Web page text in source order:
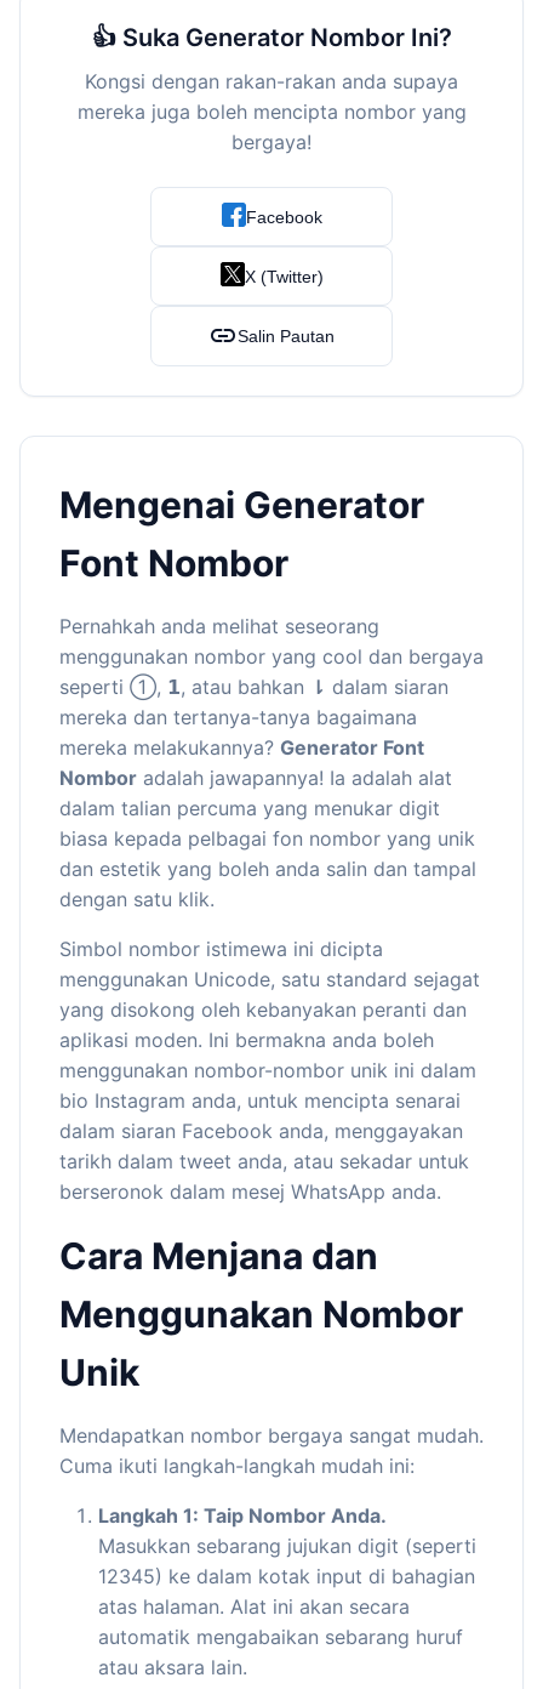
👍 Suka Generator Nombor Ini?
Kongsi dengan rakan-rakan anda supaya
mereka juga boleh mencipta nombor yang
bergaya!
Facebook
X (Twitter)
linkSalin Pautan
Mengenai Generator
Font Nombor
Pernahkah anda melihat seseorang
menggunakan nombor yang cool dan bergaya
seperti ①, 𝟭, atau bahkan ⇂ dalam siaran
mereka dan tertanya-tanya bagaimana
mereka melakukannya? Generator Font
Nombor adalah jawapannya! Ia adalah alat
dalam talian percuma yang menukar digit
biasa kepada pelbagai fon nombor yang unik
dan estetik yang boleh anda salin dan tampal
dengan satu klik.
Simbol nombor istimewa ini dicipta
menggunakan Unicode, satu standard sejagat
yang disokong oleh kebanyakan peranti dan
aplikasi moden. Ini bermakna anda boleh
menggunakan nombor-nombor unik ini dalam
bio Instagram anda, untuk mencipta senarai
dalam siaran Facebook anda, menggayakan
tarikh dalam tweet anda, atau sekadar untuk
berseronok dalam mesej WhatsApp anda.
Cara Menjana dan
Menggunakan Nombor
Unik
Mendapatkan nombor bergaya sangat mudah.
Cuma ikuti langkah-langkah mudah ini:
Langkah 1: Taip Nombor Anda.
Masukkan sebarang jujukan digit (seperti
12345) ke dalam kotak input di bahagian
atas halaman. Alat ini akan secara
automatik mengabaikan sebarang huruf
atau aksara lain.